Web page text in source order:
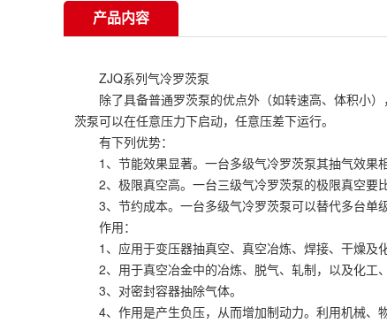
产品内容
ZJQ系列气冷罗茨泵
除了具备普通罗茨泵的优点外（如转速高、体积小）
茨泵可以在任意压力下启动，任意压差下运行。
有下列优势：
1、节能效果显著。一台多级气冷罗茨泵其抽气效果相
2、极限真空高。一台三级气冷罗茨泵的极限真空要
3、节约成本。一台多级气冷罗茨泵可以替代多台单
作用：
1、应用于变压器抽真空、真空冶炼、焊接、干燥及
2、用于真空冶金中的冶炼、脱气、轧制，以及化工
3、对密封容器抽除气体。
4、作用是产生负压，从而增加制动力。利用机械、物